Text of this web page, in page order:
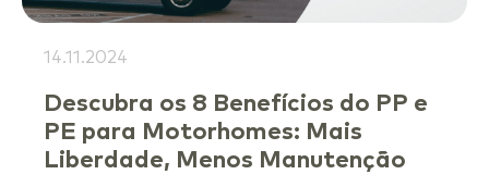
14.11.2024
Descubra os 8 Benefícios do PP e
PE para Motorhomes: Mais
Liberdade, Menos Manutenção